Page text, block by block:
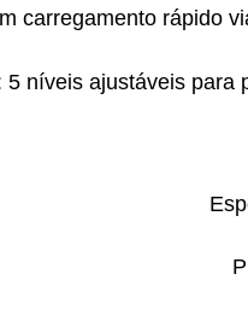
carregamento rápido
5 níveis ajustáveis para